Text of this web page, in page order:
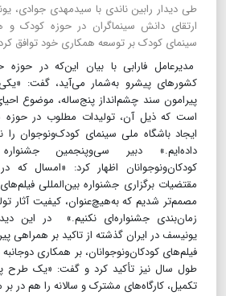
طی دیدار رابین ناندی با سیدمهدی جوادی،
ارتقای دانش سینماگران در حوزه کودک و
سینمای کودک بر توسعه همکاری خود توافق
مدیرعامل فارابی با بیان این‌که در
کشورهای پیشرو به‌شمار می‌آید، گفت:
پیرامون سند چشم‌انداز پنج‌ساله، موضوع
است که ذیل آن، تولیدات مطلوب در حوزه
ایجاد باشگاه ملی سینمای کودک‌ونوجوان را
داده‌ایم.» دبیر سی‌‌وپنجمین
کودکان‌ونوجوانان اظهار کرد: «امسال
مقتضیات برگزاری جشنواره بین‌المللی
مصمم‌تر شدیم که به‌هیچ‌عنوان، کیفیت آثار
زمان‌بندی جشنواره‌ای نکنیم.» در این
یونیسف در ایران گذشته از تاکید بر همراهی
فیلم‌های کودکان‌ونوجوانان، بر همکاری دوجانبه
طول سال نیز تأکید کرد و گفت: «یک طرح
تکمیل، کارگاه‌های مشترک و سالانه را هم در